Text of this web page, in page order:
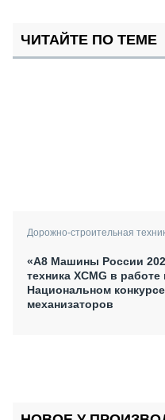
ЧИТАЙТЕ ПО ТЕМЕ
Дорожно-строительная
«А8 Машины России
техника XCMG в работе
Национальном конкурсе
механизаторов